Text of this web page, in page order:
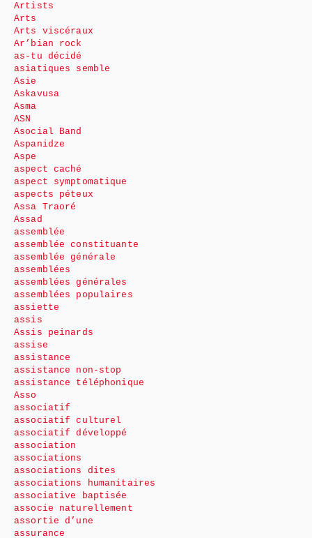
Artists
Arts
Arts viscéraux
Ar’bian rock
as-tu décidé
asiatiques semble
Asie
Askavusa
Asma
ASN
Asocial Band
Aspanidze
Aspe
aspect caché
aspect symptomatique
aspects péteux
Assa Traoré
Assad
assemblée
assemblée constituante
assemblée générale
assemblées
assemblées générales
assemblées populaires
assiette
assis
Assis peinards
assise
assistance
assistance non-stop
assistance téléphonique
Asso
associatif
associatif culturel
associatif développé
association
associations
associations dites
associations humanitaires
associative baptisée
associe naturellement
assortie d’une
assurance